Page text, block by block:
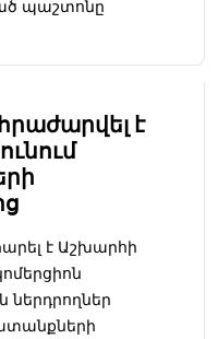
պաշտոնը
է
է Աշխարհի
ներդրողներ